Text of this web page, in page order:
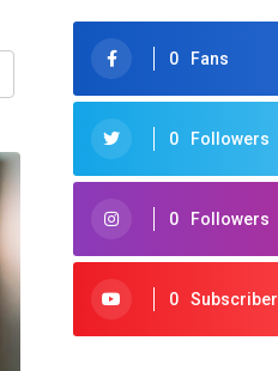
0 Fans
0 Followers
0 Followers
0 Subscriber